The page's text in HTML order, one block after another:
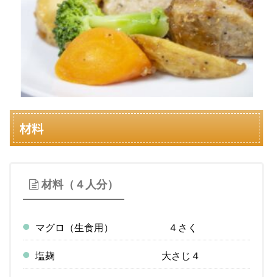
材料
材料（４人分）
マグロ（生食用） ４さく
塩麹 大さじ４